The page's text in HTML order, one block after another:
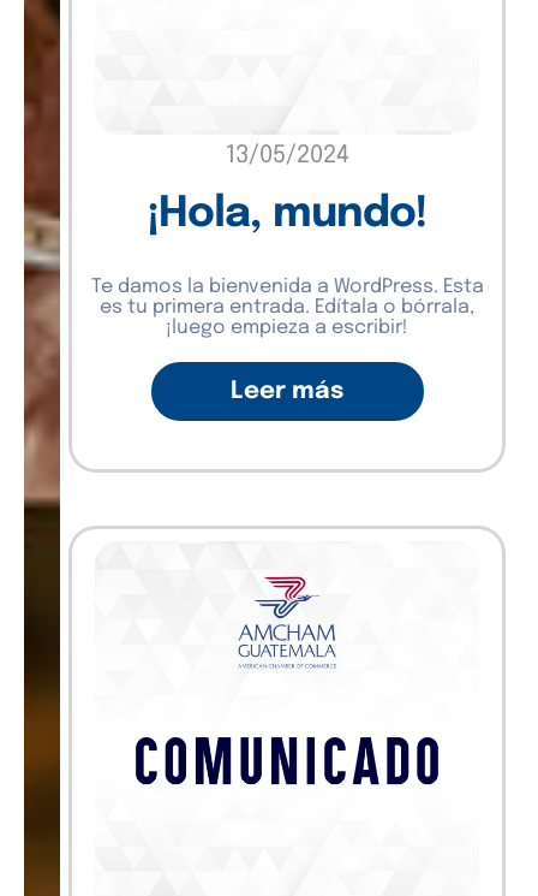
13/05/2024
¡Hola, mundo!
Te damos la bienvenida a WordPress. Esta
es tu primera entrada. Edítala o bórrala,
¡luego empieza a escribir!
Leer más